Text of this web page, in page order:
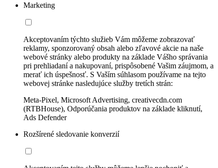
Marketing
Akceptovaním týchto služieb Vám môžeme zobrazovať
reklamy, sponzorovaný obsah alebo zľavové akcie na naše
webové stránky alebo produkty na základe Vášho správania
pri prehliadaní a nakupovaní, prispôsobené Vašim záujmom, a
merať ich úspešnosť. S Vaším súhlasom používame na tejto
webovej stránke nasledujúce služby tretích strán:
Meta-Pixel, Microsoft Advertising, creativecdn.com
(RTBHouse), Odporúčania produktov na základe kliknutí,
Ads Defender
Rozšírené sledovanie konverzií